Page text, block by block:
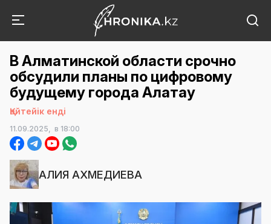
В Алматинской области срочно
обсудили планы по цифровому
будущему города Алатау
Қайтейік енді
11.09.2025, в 18:00
АЛИЯ АХМЕДИЕВА